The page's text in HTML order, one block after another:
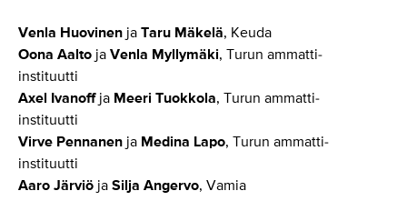
Venla Huovinen ja Taru Mäkelä, Keuda
Oona Aalto ja Venla Myllymäki, Turun ammatti-
instituutti
Axel Ivanoffja Meeri Tuokkola, Turun ammatti-
instituutti
Virve Pennanen ja Medina Lapo, Turun ammatti-
instituutti
Aaro Järviö ja Silja Angervo, Vamia